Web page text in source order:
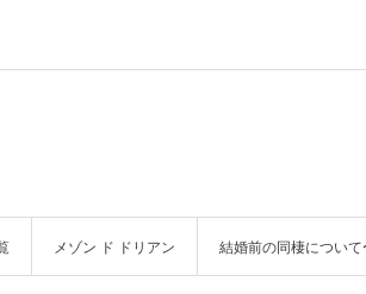
メゾン ド ドリアン 結婚前の同棲につい